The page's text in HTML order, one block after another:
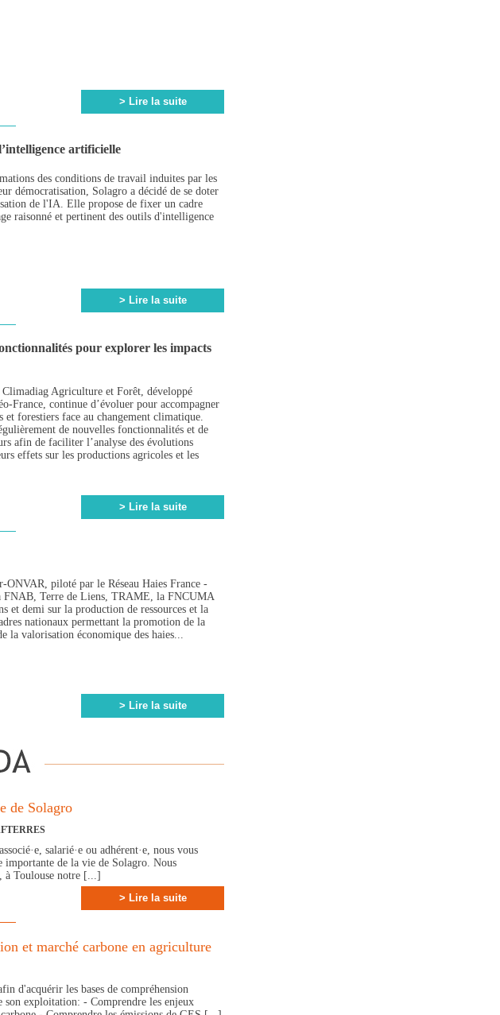
> Lire la suite
artificielle
des conditions de travail induites par les
démocratisation, Solagro a décidé de se doter
de l'IA. Elle propose de fixer un cadre
raisonné et pertinent des outils d'intelligence
> Lire la suite
pour explorer les impacts
Agriculture et Forêt, développé
France, continue d’évoluer pour accompagner
et forestiers face au changement climatique.
de nouvelles fonctionnalités et de
afin de faciliter l’analyse des évolutions
effets sur les productions agricoles et les
> Lire la suite
ONVAR, piloté par le Réseau Haies France -
FNAB, Terre de Liens, TRAME, la FNCUMA
et demi sur la production de ressources et la
nationaux permettant la promotion de la
la valorisation économique des haies...
> Lire la suite
de Solagro
salarié·e ou adhérent·e, nous vous
importante de la vie de Solagro. Nous
à Toulouse notre [...]
> Lire la suite
et marché carbone en agriculture
d'acquérir les bases de compréhension
son exploitation: - Comprendre les enjeux